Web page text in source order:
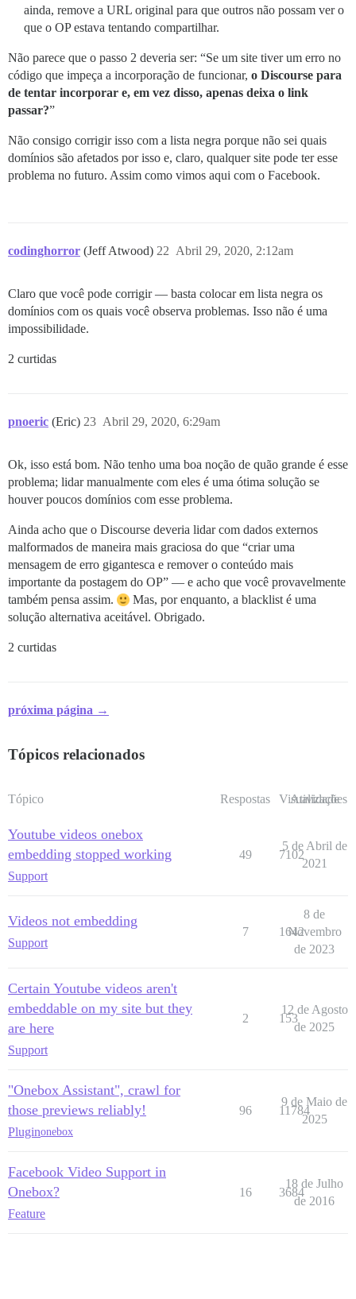
ainda, remove a URL original para que outros não possam ver o
que o OP estava tentando compartilhar.
Não parece que o passo 2 deveria ser: “Se um site tiver um erro no
código que impeça a incorporação de funcionar, o Discourse para
de tentar incorporar e, em vez disso, apenas deixa o link
passar?”
Não consigo corrigir isso com a lista negra porque não sei quais
domínios são afetados por isso e, claro, qualquer site pode ter esse
problema no futuro. Assim como vimos aqui com o Facebook.
codinghorror (Jeff Atwood) Abril 29, 2020, 2:12am
22
Claro que você pode corrigir — basta colocar em lista negra os
domínios com os quais você observa problemas. Isso não é uma
impossibilidade.
2 curtidas
pnoeric (Eric) Abril 29, 2020, 6:29am
23
Ok, isso está bom. Não tenho uma boa noção de quão grande é esse
problema; lidar manualmente com eles é uma ótima solução se
houver poucos domínios com esse problema.
Ainda acho que o Discourse deveria lidar com dados externos
malformados de maneira mais graciosa do que “criar uma
mensagem de erro gigantesca e remover o conteúdo mais
importante da postagem do OP” — e acho que você provavelmente
também pensa assim.
Mas, por enquanto, a blacklist é uma
solução alternativa aceitável. Obrigado.
2 curtidas
próxima página →
Tópicos relacionados
Tópico Respostas Visualizações
Atividade
Youtube videos onebox
embedding stopped working
Support
49 7102
5 de Abril de
2021
Videos not embedding
Support
7 1642
8 de
Novembro
de 2023
Certain Youtube videos aren't
embeddable on my site but they
are here
Support
2 153
12 de Agosto
de 2025
"Onebox Assistant", crawl for
those previews reliably!
Pluginonebox
96 11784
9 de Maio de
2025
Facebook Video Support in
Onebox?
Feature
16 3684
18 de Julho
de 2016